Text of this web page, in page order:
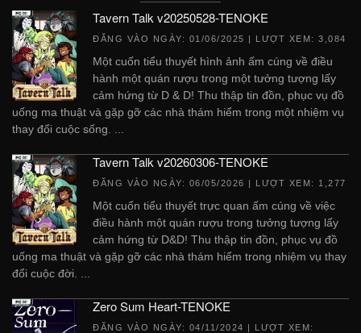
Tavern Talk v20250528-TENOKE
ĐĂNG VÀO NGÀY: 01/06/2025 | LƯỢT XEM: 3,084
Một cuốn tiểu thuyết hình ảnh ấm cúng về điều
hành một quán rượu trong một tưởng tượng lấy
cảm hứng từ D & D! Thu thập tin đồn, phục vụ đồ
uống ma thuật và gặp gỡ các nhà thám hiểm trong một nhiệm vụ
thay đổi cuộc sống. ...
Tavern Talk v20260306-TENOKE
ĐĂNG VÀO NGÀY: 06/05/2026 | LƯỢT XEM: 1,277
Một cuốn tiểu thuyết trực quan ấm cúng về việc
điều hành một quán rượu trong tưởng tượng lấy
cảm hứng từ D&D! Thu thập tin đồn, phục vụ đồ
uống ma thuật và gặp gỡ các nhà thám hiểm trong nhiệm vụ thay
đổi cuộc đời. ...
Zero Sum Heart-TENOKE
ĐĂNG VÀO NGÀY: 04/11/2024 | LƯỢT XEM: